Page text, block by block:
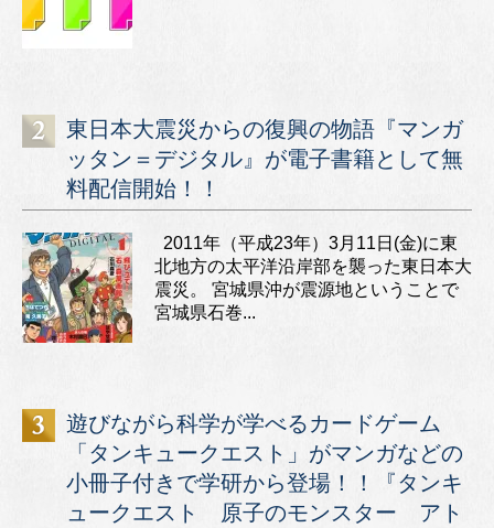
東日本大震災からの復興の物語『マンガ
ッタン＝デジタル』が電子書籍として無
料配信開始！！
2011年（平成23年）3月11日(金)に東
北地方の太平洋沿岸部を襲った東日本大
震災。 宮城県沖が震源地ということで
宮城県石巻...
遊びながら科学が学べるカードゲーム
「タンキュークエスト」がマンガなどの
小冊子付きで学研から登場！！『タンキ
ュークエスト 原子のモンスター アト